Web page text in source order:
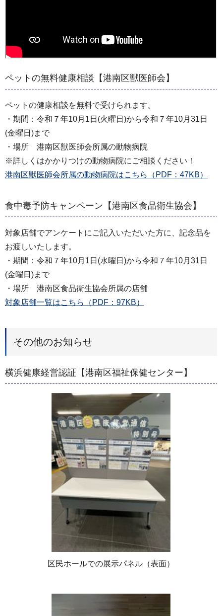
ペットの無料健康相談【港南区獣医師会】
ペットの健康相談を無料で受けられます。
・期間：令和７年10月1日(火曜日)から令和７年10月31日
(金曜日)まで
・場所 港南区獣医師会所属の動物病院
※詳しくはかかりつけの動物病院にご相談ください！
港南区獣医師会所属の動物病院はこちら（PDF：47KB）
食中毒予防キャンペーン【港南区食品衛生協会】
対象店舗でアンケートにご記入いただいた方に、記念品を
お渡しいたします。
・期間：令和７年10月1日(水曜日)から令和７年10月31日
(金曜日)まで
・場所 港南区食品衛生協会所属の店舗
対象店舗一覧はこちら（PDF：97KB）
その他のお知らせ
横浜健康経営認証【港南区福祉保健センター】
区民ホールでの展示パネル（表面）